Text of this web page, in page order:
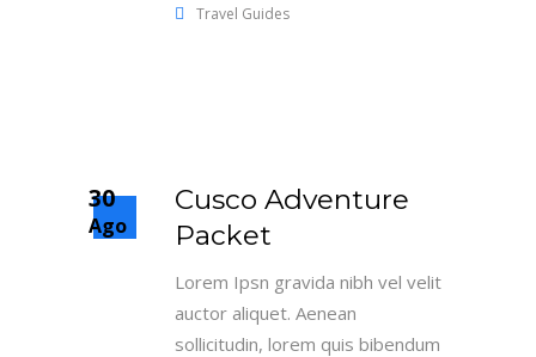
Travel Guides
30
Ago
Cusco Adventure
Packet
Lorem Ipsn gravida nibh vel velit
auctor aliquet. Aenean
sollicitudin, lorem quis bibendum